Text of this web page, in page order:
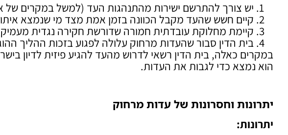
יש צורך להתרשם ישירות מהתנהגות העד (למשל במקרים של
קיים חשש שהעד מקבל הכוונה בזמן אמת מצד מי שנמצא
קיימת מחלוקת עובדתית חמורה שדורשת חקירה נגדית
בית הדין סבור שהעדות מרחוק עלולה לפגוע בזכות ההליך
במקרים כאלה, בית הדין רשאי לדרוש מהעד להגיע פיזית לדיון
הוא נמצא כדי לגבות את העדות.
יתרונות וחסרונות של עדות מרחוק
יתרונות: